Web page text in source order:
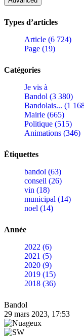
Types d’articles
Article (6 724)
Page (19)
Catégories
Je vis à
Bandol (3 380)
Bandolais... (1
Mairie (665)
Politique (515)
Animations (346)
Étiquettes
bandol (63)
conseil (26)
vin (18)
municipal (14)
noel (14)
Année
2022 (6)
2021 (5)
2020 (9)
2019 (15)
2018 (36)
Bandol
29 mars 2023, 17:53